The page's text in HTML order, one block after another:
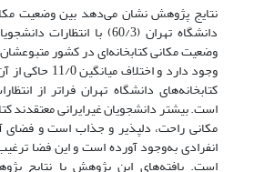
نتایج پژوهش نشان می‌دهد بین وضعیت
دانشگاه تهران (60/3) با
وجود دارد و
کتابخانه‌های دانشگاه تهران فراتر از
است. بیشتر دانشجویان غیرایرانی معتقدند
مکانی راحت، دلپذیر و جذاب است و فضای
انفرادی به‌وجود آورده است و این فضا